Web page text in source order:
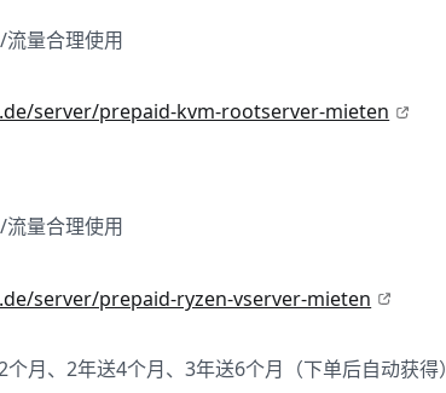
量合理使用
server/prepaid-kvm-rootserver-mieten
量合理使用
server/prepaid-ryzen-vserver-mieten
月、2年送4个月、3年送6个月（下单后自动获得）